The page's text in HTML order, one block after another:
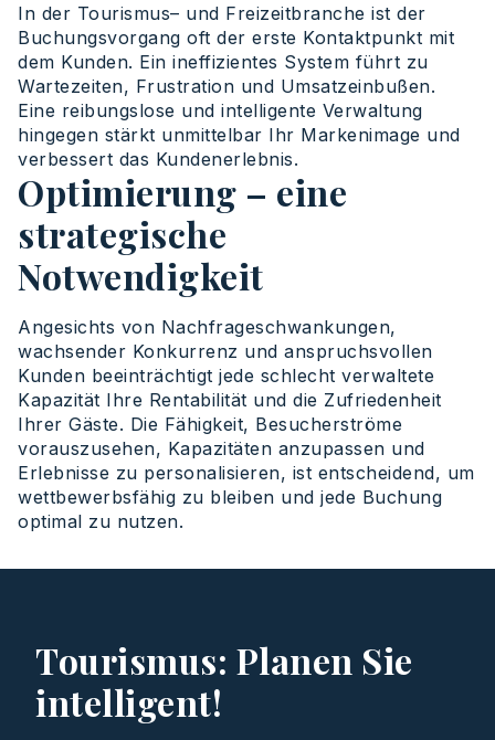
In der Tourismus– und Freizeitbranche ist der
Buchungsvorgang oft der erste Kontaktpunkt mit
dem Kunden. Ein ineffizientes System führt zu
Wartezeiten, Frustration und Umsatzeinbußen.
Eine reibungslose und intelligente Verwaltung
hingegen stärkt unmittelbar Ihr Markenimage und
verbessert das Kundenerlebnis.
Optimierung – eine
strategische
Notwendigkeit
Angesichts von Nachfrageschwankungen,
wachsender Konkurrenz und anspruchsvollen
Kunden beeinträchtigt jede schlecht verwaltete
Kapazität Ihre Rentabilität und die Zufriedenheit
Ihrer Gäste. Die Fähigkeit, Besucherströme
vorauszusehen, Kapazitäten anzupassen und
Erlebnisse zu personalisieren, ist entscheidend, um
wettbewerbsfähig zu bleiben und jede Buchung
optimal zu nutzen.
Tourismus: Planen Sie
intelligent!